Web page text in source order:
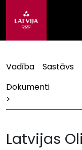
Vadība Sastāvs
Dokumenti
>
Latvijas